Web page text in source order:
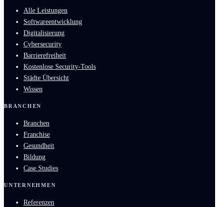
Alle Leistungen
Softwareentwicklung
Digitalisierung
Cybersecurity
Barrierefreiheit
Kostenlose Security-Tools
Städte Übersicht
Wissen
BRANCHEN
Branchen
Franchise
Gesundheit
Bildung
Case Studies
UNTERNEHMEN
Referenzen